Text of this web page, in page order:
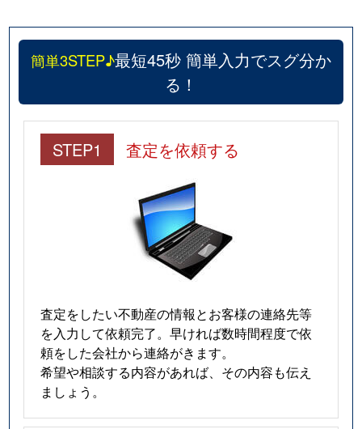
簡単3STEP♪最短45秒 簡単入力でスグ分か
る！
STEP1 査定を依頼する
査定をしたい不動産の情報とお客様の連絡先等
を入力して依頼完了。早ければ数時間程度で依
頼をした会社から連絡がきます。
希望や相談する内容があれば、その内容も伝え
ましょう。